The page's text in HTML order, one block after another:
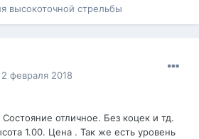
высокоточной стрельбы
2 февраля 2018
отличное. Без коцек и тд.
1.00. Цена . Так же есть уровень